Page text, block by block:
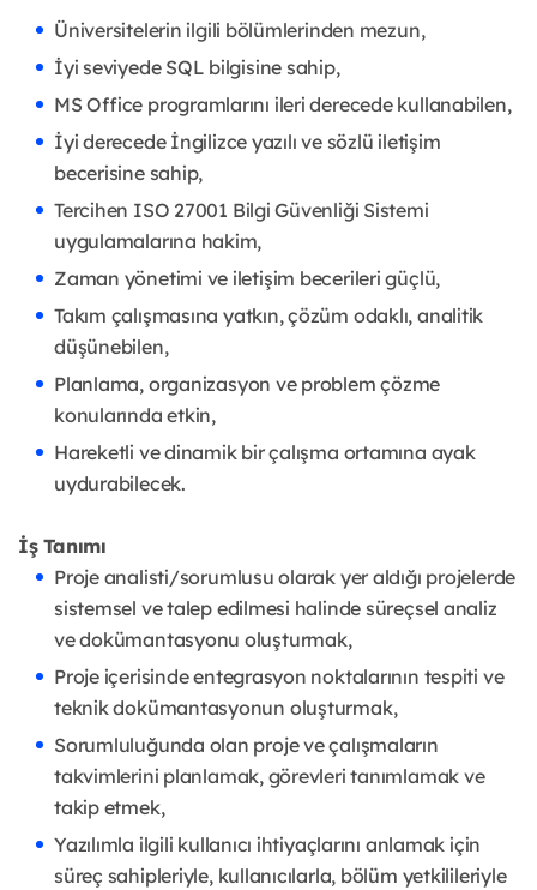
Üniversitelerin ilgili bölümlerinden mezun,
İyi seviyede SQL bilgisine sahip,
MS Office programlarını ileri derecede kullanabilen,
İyi derecede İngilizce yazılı ve sözlü iletişim
becerisine sahip,
Tercihen ISO 27001 Bilgi Güvenliği Sistemi
uygulamalarına hakim,
Zaman yönetimi ve iletişim becerileri güçlü,
Takım çalışmasına yatkın, çözüm odaklı, analitik
düşünebilen,
Planlama, organizasyon ve problem çözme
konularında etkin,
Hareketli ve dinamik bir çalışma ortamına ayak
uydurabilecek.
İş Tanımı
Proje analisti/sorumlusu olarak yer aldığı projelerde
sistemsel ve talep edilmesi halinde süreçsel analiz
ve dokümantasyonu oluşturmak,
Proje içerisinde entegrasyon noktalarının tespiti ve
teknik dokümantasyonun oluşturmak,
Sorumluluğunda olan proje ve çalışmaların
takvimlerini planlamak, görevleri tanımlamak ve
takip etmek,
Yazılımla ilgili kullanıcı ihtiyaçlarını anlamak için
süreç sahipleriyle, kullanıcılarla, bölüm yetkilileriyle